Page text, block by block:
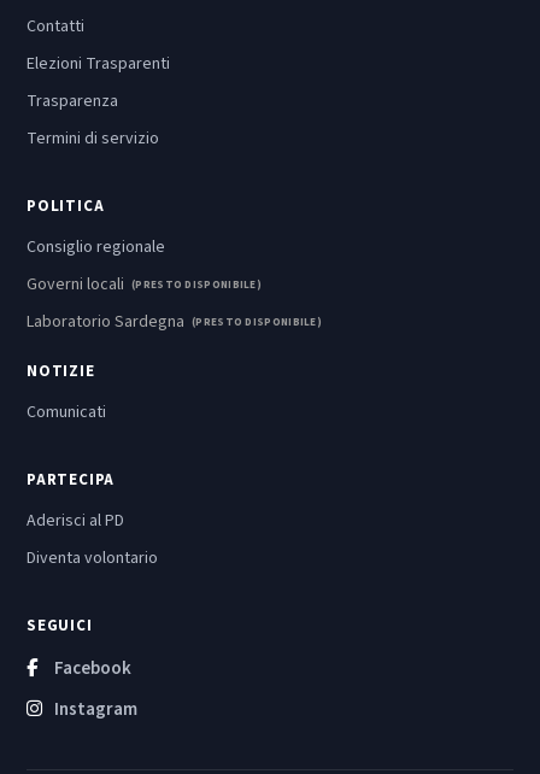
Contatti
Elezioni Trasparenti
Trasparenza
Termini di servizio
POLITICA
Consiglio regionale
Governi locali (PRESTO DISPONIBILE)
Laboratorio Sardegna (PRESTO DISPONIBILE)
NOTIZIE
Comunicati
PARTECIPA
Aderisci al PD
Diventa volontario
SEGUICI
Facebook
Instagram